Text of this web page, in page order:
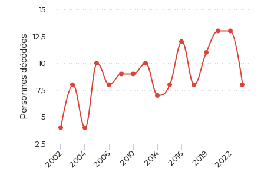
Personnes décédées
2002 2004 2006 2010 2014 2016 2019 2022
2,5
5
7,5
10
12,5
15